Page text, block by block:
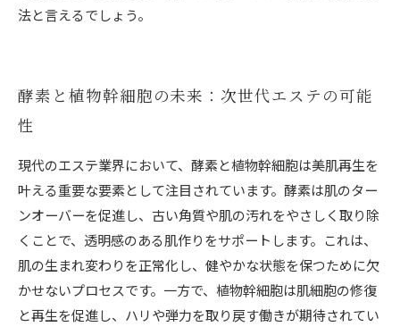
法と言えるでしょう。
酵素と植物幹細胞の未来：次世代エステの可能
性
現代のエステ業界において、酵素と植物幹細胞は美肌再生を
叶える重要な要素として注目されています。酵素は肌のター
ンオーバーを促進し、古い角質や肌の汚れをやさしく取り除
くことで、透明感のある肌作りをサポートします。これは、
肌の生まれ変わりを正常化し、健やかな状態を保つために欠
かせないプロセスです。一方で、植物幹細胞は肌細胞の修復
と再生を促進し、ハリや弾力を取り戻す働きが期待されてい